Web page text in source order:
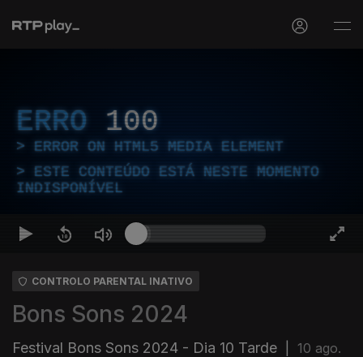
ERRO 100
ERROR ON HTML5 MEDIA ELEMENT
ESTE CONTEÚDO ESTÁ NESTE MOMENTO
INDISPONÍVEL
CONTROLO PARENTAL INATIVO
Bons Sons 2024
Festival Bons Sons 2024 - Dia 10 Tarde
10 ago.